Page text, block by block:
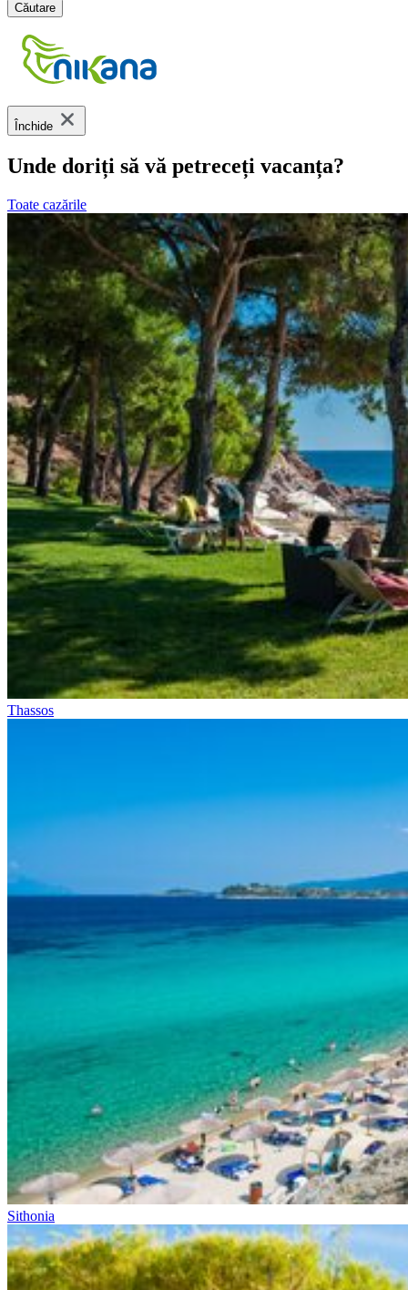
Căutare
Închide
Unde doriți să vă petreceți vacanța?
Toate cazările
Thassos
Sithonia